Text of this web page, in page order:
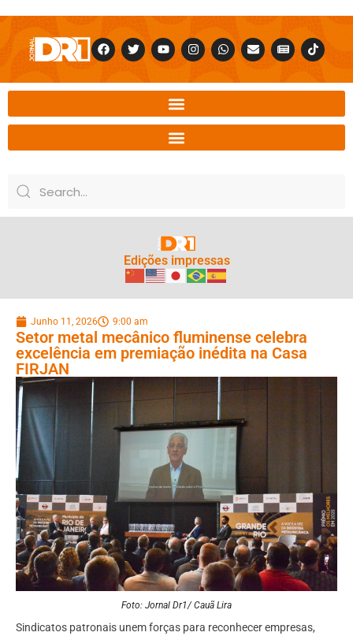
Edições impressas
Junho 11, 2026 9:00 am
Setor metal mecânico fluminense celebra
excelência em premiação inédita na Casa
FIRJAN
Foto: Jornal Dr1/ Cauã Lira
Sindicatos patronais unem forças para reconhecer empresas,